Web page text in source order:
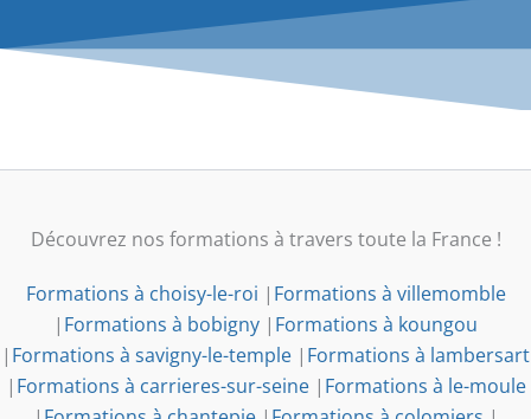
Découvrez nos formations à travers toute la France !
Formations à choisy-le-roi | Formations à villemomble
| Formations à bobigny | Formations à koungou
| Formations à savigny-le-temple | Formations à lambersart
| Formations à carrieres-sur-seine| Formations à le-moule